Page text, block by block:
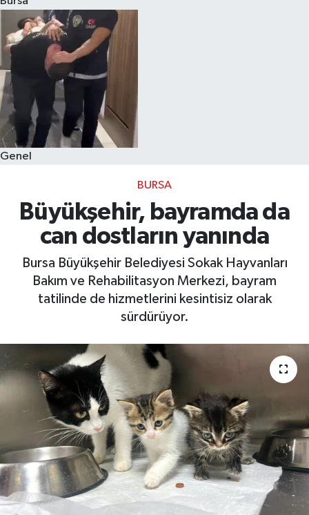
Genel
BURSA
Büyükşehir, bayramda da
can dostların yanında
Bursa Büyükşehir Belediyesi Sokak Hayvanları
Bakım ve Rehabilitasyon Merkezi, bayram
tatilinde de hizmetlerini kesintisiz olarak
sürdürüyor.
Eğitim
Sağlık
Magazin
Kültür & Sanat
Teknoloji
Bilim
Genel
Bilim, Teknoloji